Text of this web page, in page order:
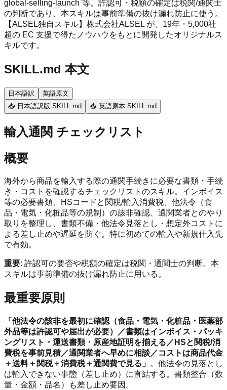
global-selling-launch`等。許認可・税額の確定は税関/通関士
の判断であり、本スキルは事前準備の抜け漏れ防止に使う。
【ALSEL独自スキル】株式会社ALSEL が、19年・5,000社
超の EC 支援で得たノウハウをもとに開発したオリジナルス
キルです。
SKILL.md 本文
日本語訳
英語原文
📥 日本語訳版 SKILL.md
📥 英語原本 SKILL.md
輸入通関 チェックリスト
概要
海外から商品を輸入する際の通関手続きに必要な書類・手続
き・コストを確認するチェックリストのスキル。インボイス
等の必要書類、HSコードと関税/輸入消費税、他法令（食
品・電気・化粧品等の規制）の該非確認、通関業者とのやり
取りを整理し、書類不備・他法令見落とし・想定外コストに
よる差し止めや遅延を防ぐ。特に初めての輸入や新規仕入先
で有効。
重要: 許認可の要否や税額の確定は税関・通関士の判断。本
スキルは事前準備の抜け漏れ防止に用いる。
最重要原則
「他法令の該非を最初に確認（食品・電気・化粧品・医薬部
外品等は許認可や届出が必要）／書類はインボイス・パッキ
ングリスト・運送書類・原産地証明を揃える／HSと関税/消
費税を事前見積／通関業者へ早めに相談／コストは商品代金
＋送料＋関税＋消費税＋通関費で見る」 。他法令の見落とし
は輸入できない事態（差し止め）に直結する。書類整合（数
量・金額・品名）も差し止め要因。